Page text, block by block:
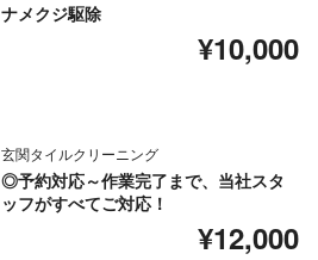
ナメクジ駆除
¥10,000
玄関タイルクリーニング
◎予約対応～作業完了まで、当社スタ
ッフがすべてご対応！
¥12,000